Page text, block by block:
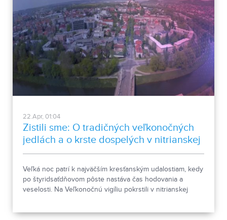
22.Apr, 01:04
Zistili sme: O tradičných veľkonočných
jedlách a o krste dospelých v nitrianskej
katedrále.
Veľká noc patrí k najväčším kresťanským udalostiam, kedy
po štyridsaťdňovom pôste nastáva čas hodovania a
veselosti. Na Veľkonočnú vigíliu pokrstili v nitrianskej